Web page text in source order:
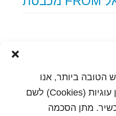
הטובה ביותר, אנו
משתמשים בטכנולוגיות כגון עוגיות (Cookies) לשם
מתן הסכמה